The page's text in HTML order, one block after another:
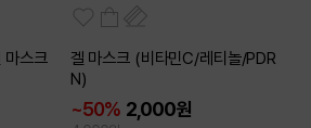
~50%
마스크 ~50 %
겔 마스크 (비타민C/레티놀/PDR
N)
~50% 2,000원